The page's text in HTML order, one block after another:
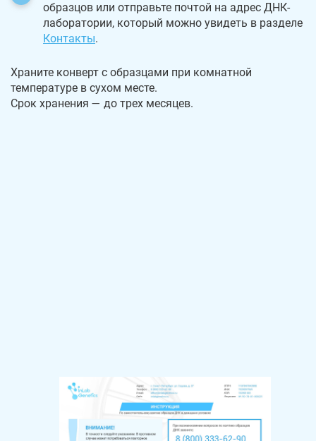
образцов или отправьте почтой на адрес ДНК-
лаборатории, который можно увидеть в разделе
Контакты.
Храните конверт с образцами при комнатной
температуре в сухом месте.
Срок хранения — до трех месяцев.